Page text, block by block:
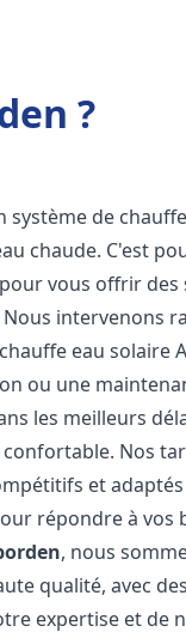
?
système de
chaude. C'est
vous offrir des
Nous intervenons
eau solaire
ou une
les meilleurs
Nos
et
répondre à vos
, nous
qualité, avec
expertise et de